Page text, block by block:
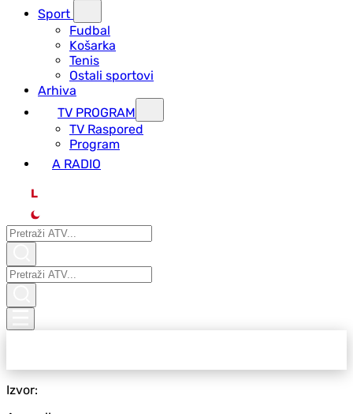
Sport
Fudbal
Košarka
Tenis
Ostali sportovi
Arhiva
TV PROGRAM
ТV Raspored
Program
A RADIO
L
Izvor: